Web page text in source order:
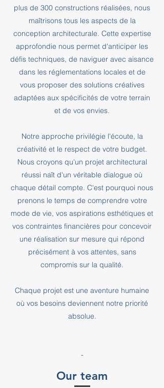
plus de 300 constructions réalisées, nous
maîtrisons tous les aspects de la
conception architecturale. Cette expertise
approfondie nous permet d'anticiper les
défis techniques, de naviguer avec aisance
dans les réglementations locales et de
vous proposer des solutions créatives
adaptées aux spécificités de votre terrain
et de vos envies.
Notre approche privilégie l'écoute, la
créativité et le respect de votre budget.
Nous croyons qu'un projet architectural
réussi naît d'un véritable dialogue où
chaque détail compte. C'est pourquoi nous
prenons le temps de comprendre votre
mode de vie, vos aspirations esthétiques et
vos contraintes financières pour concevoir
une réalisation sur mesure qui répond
précisément à vos attentes, sans
compromis sur la qualité.
Chaque projet est une aventure humaine
où vos besoins deviennent notre priorité
absolue.
-
Our team